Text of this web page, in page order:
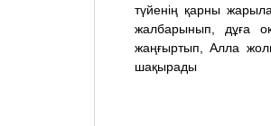
түйенің қарны
жалбарынып, дұға
жаңғыртып, Алла
шақырады